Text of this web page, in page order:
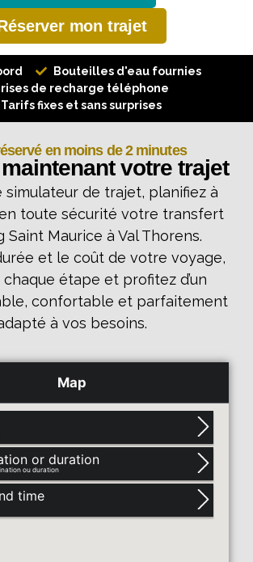
mon trajet
Bouteilles d'eau fournies
de recharge téléphone
Tarifs fixes et sans surprises
en moins de 2 minutes
votre trajet
simulateur de trajet, planifiez à
en toute sécurité votre transfert
Saint Maurice à Val Thorens.
et le coût de votre voyage,
étape et profitez d’un
confortable et parfaitement
à vos besoins.